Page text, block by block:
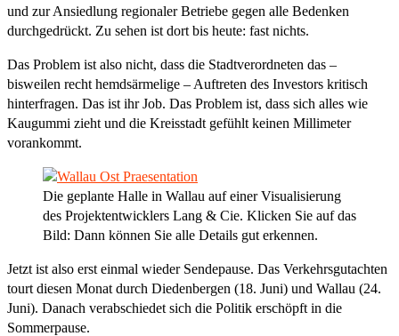
und zur Ansiedlung regionaler Betriebe gegen alle Bedenken
durchgedrückt. Zu sehen ist dort bis heute: fast nichts.
Das Problem ist also nicht, dass die Stadtverordneten das –
bisweilen recht hemdsärmelige – Auftreten des Investors kritisch
hinterfragen. Das ist ihr Job. Das Problem ist, dass sich alles wie
Kaugummi zieht und die Kreisstadt gefühlt keinen Millimeter
vorankommt.
Die geplante Halle in Wallau auf einer Visualisierung
des Projektentwicklers Lang & Cie. Klicken Sie auf das
Bild: Dann können Sie alle Details gut erkennen.
Jetzt ist also erst einmal wieder Sendepause. Das Verkehrsgutachten
tourt diesen Monat durch Diedenbergen (18. Juni) und Wallau (24.
Juni). Danach verabschiedet sich die Politik erschöpft in die
Sommerpause.